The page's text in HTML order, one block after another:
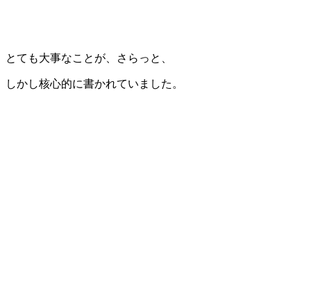
とても大事なことが、さらっと、
しかし核心的に書かれていました。